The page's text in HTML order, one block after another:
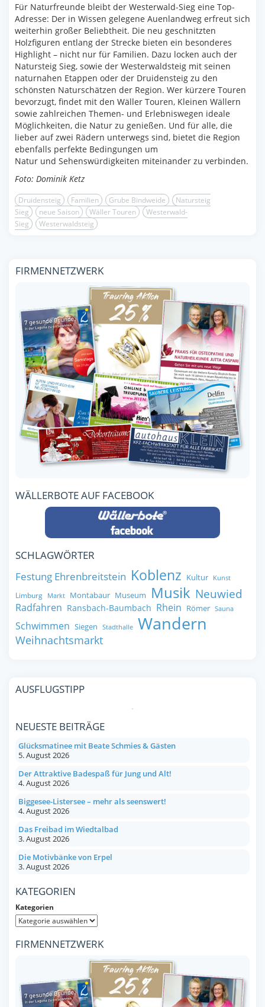
Für Naturfreunde bleibt der Westerwald-Sieg eine Top-
Adresse: Der in Wissen gelegene Auenlandweg erfreut sich
weiterhin großer Beliebtheit. Die neu geschnitzten
Holzfiguren entlang der Strecke bieten ein besonderes
Highlight – nicht nur für Familien. Dazu locken auch der
Natursteig Sieg, sowie der Westerwaldsteig mit seinen
naturnahen Etappen oder der Druidensteig zu den
schönsten Naturschätzen der Region. Wer kürzere Touren
bevorzugt, findet mit den Wäller Touren, Kleinen Wällern
sowie zahlreichen Themen- und Erlebniswegen ideale
Möglichkeiten, die Natur zu genießen. Und für alle, die
lieber auf zwei Rädern unterwegs sind, bietet die Region
ebenfalls perfekte Bedingungen um
Natur und Sehenswürdigkeiten miteinander zu verbinden.
Foto: Dominik Ketz
Druidensteig Familien Grube Bindweide
Natursteig
Sieg
neue Saison Wäller Touren
Westerwald-
Sieg
Westerwaldsteig
FIRMENNETZWERK
WÄLLERBOTE AUF FACEBOOK
SCHLAGWÖRTER
Festung Ehrenbreitstein Koblenz Kultur Kunst
Limburg Markt Montabaur Museum Musik Neuwied
Radfahren Ransbach-Baumbach Rhein Römer Sauna
Schwimmen Siegen Stadthalle Wandern
Weihnachtsmarkt
AUSFLUGSTIPP
NEUESTE BEITRÄGE
Glücksmatinee mit Beate Schmies & Gästen
5. August 2026
Der Attraktive Badespaß für Jung und Alt!
4. August 2026
Biggesee-Listersee – mehr als seenswert!
4. August 2026
Das Freibad im Wiedtalbad
3. August 2026
Die Motivbänke von Erpel
3. August 2026
KATEGORIEN
Kategorien
FIRMENNETZWERK